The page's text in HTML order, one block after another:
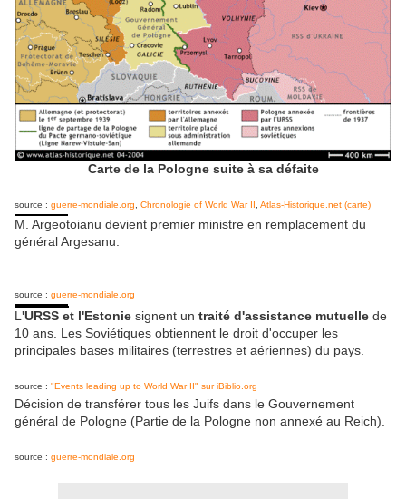
Carte de la Pologne suite à sa défaite
source : guerre-mondiale.org, Chronologie of World War II, Atlas-Historique.net (carte)
M. Argeotoianu devient premier ministre en remplacement du
général Argesanu.
source : guerre-mondiale.org
L'URSS et l'Estonie signent un traité d'assistance mutuelle de
10 ans. Les Soviétiques obtiennent le droit d'occuper les
principales bases militaires (terrestres et aériennes) du pays.
source : "Events leading up to World War II" sur iBiblio.org
Décision de transférer tous les Juifs dans le Gouvernement
général de Pologne (Partie de la Pologne non annexé au Reich).
source : guerre-mondiale.org